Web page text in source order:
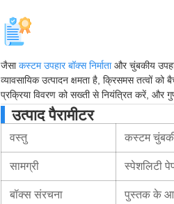
जैसाकस्टम उपहार बॉक्स निर्माताऔर चुंबकीय
व्यावसायिक उत्पादन क्षमता है, क्रिसमस तत्वों
प्रक्रिया विवरण को सख्ती से नियंत्रित करें, और
उत्पाद पैरामीटर
वस्तु कस्टम
सामग्री स्पेशलिटी
बॉक्स संरचना पुस्तक के